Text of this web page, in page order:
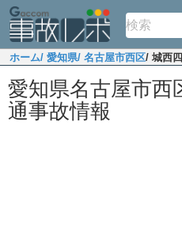
ホーム/ 愛知県/ 名古屋市西区/ 城西
愛知県名古屋市西
通事故情報